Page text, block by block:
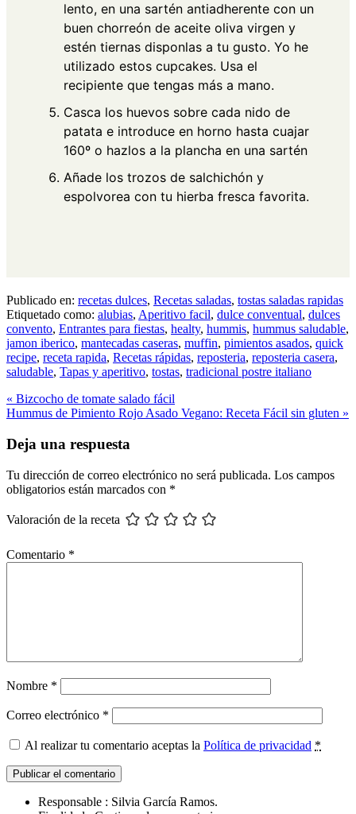
lento, en una sartén antiadherente con un
buen chorreón de aceite oliva virgen y
estén tiernas disponlas a tu gusto. Yo he
utilizado estos cupcakes. Usa el
recipiente que tengas más a mano.
Casca los huevos sobre cada nido de
patata e introduce en horno hasta cuajar
160º o hazlos a la plancha en una sartén
Añade los trozos de salchichón y
espolvorea con tu hierba fresca favorita.
Publicado en: recetas dulces, Recetas saladas, tostas saladas rapidas
Etiquetado como: alubias, Aperitivo facil, dulce conventual, dulces
convento, Entrantes para fiestas, healty, hummis, hummus saludable,
jamon iberico, mantecadas caseras, muffin, pimientos asados, quick
recipe, receta rapida, Recetas rápidas, reposteria, reposteria casera,
saludable, Tapas y aperitivo, tostas, tradicional postre italiano
Entrada
anterior:
« Bizcocho de tomate salado fácil
Siguiente
Hummus de Pimiento Rojo Asado Vegano: Receta Fácil sin gluten »
con
los
lectores
Deja una respuesta
Tu dirección de correo electrónico no será publicada. Los campos
obligatorios están marcados con *
Valoración de la receta
Comentario *
Nombre *
Correo electrónico *
Al realizar tu comentario aceptas la Política de privacidad *
Responsable : Silvia García Ramos.